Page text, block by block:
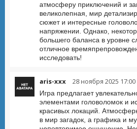
атмосферу приключений и
великолепная, мир
сюжет и интересные
напряжении. Однако,
большего баланса в уровне
отличное
исследовать!
aris-xxx 28 ноября 2025 17:00
Игра предлагает
элементами головоломок и
красивых локаций.
в мир загадок, а графика и